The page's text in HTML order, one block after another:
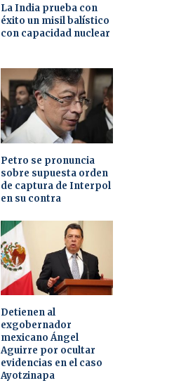
La India prueba con
éxito un misil balístico
con capacidad nuclear
Petro se pronuncia
sobre supuesta orden
de captura de Interpol
en su contra
Detienen al
exgobernador
mexicano Ángel
Aguirre por ocultar
evidencias en el caso
Ayotzinapa